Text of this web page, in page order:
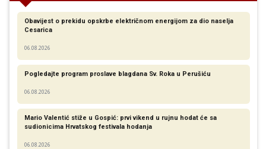
Obavijest o prekidu opskrbe električnom energijom za dio naselja
Cesarica
06.08.2026
Pogledajte program proslave blagdana Sv. Roka u Perušiću
06.08.2026
Mario Valentić stiže u Gospić: prvi vikend u rujnu hodat će sa
sudionicima Hrvatskog festivala hodanja
06.08.2026